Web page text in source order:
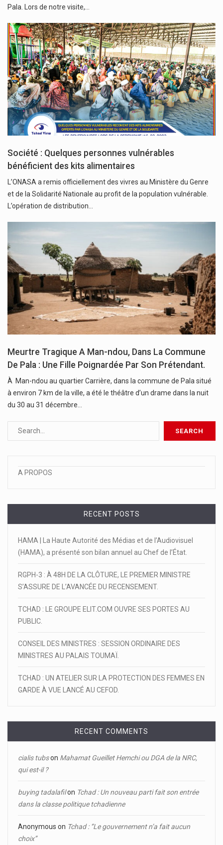
Pala. Lors de notre visite,…
Société : Quelques personnes vulnérables
bénéficient des kits alimentaires
L’ONASA a remis officiellement des vivres au Ministère du Genre
et de la Solidarité Nationale au profit de la population vulnérable.
L’opération de distribution…
Meurtre Tragique A Man-ndou, Dans La Commune
De Pala : Une Fille Poignardée Par Son Prétendant.
À Man-ndou au quartier Carrière, dans la commune de Pala situé
à environ 7 km de la ville, a été le théâtre d’un drame dans la nuit
du 30 au 31 décembre…
A PROPOS
RECENT POSTS
HAMA | La Haute Autorité des Médias et de l’Audiovisuel
(HAMA), a présenté son bilan annuel au Chef de l’État.
RGPH-3 : À 48H DE LA CLÔTURE, LE PREMIER MINISTRE
S’ASSURE DE L’AVANCÉE DU RECENSEMENT.
TCHAD : LE GROUPE ELIT.COM OUVRE SES PORTES AU
PUBLIC.
CONSEIL DES MINISTRES : SESSION ORDINAIRE DES
MINISTRES AU PALAIS TOUMAÏ.
TCHAD : UN ATELIER SUR LA PROTECTION DES FEMMES EN
GARDE À VUE LANCÉ AU CEFOD.
RECENT COMMENTS
cialis tubson Mahamat Gueillet Hemchi ou DGA de la NRC,
qui est-il ?
buying tadalafilon Tchad : Un nouveau parti fait son entrée
dans la classe politique tchadienne
Anonymous on Tchad : ‘’Le gouvernement n’a fait aucun
choix’’